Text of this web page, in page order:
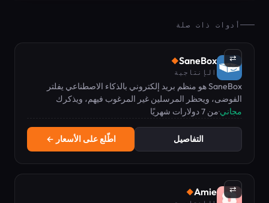
أدوات ذات صلة
⇄
SaneBox
◆
الإنتاجية
SaneBox هو منظم بريد إلكتروني بالذكاء الاصطناعي يفلتر
الفوضى، ويحظر المرسلين غير المرغوب فيهم، ويذكرك
بالمتابعات.
مجاني·من 7 دولارات شهريًا
التفاصيل اطّلع على الأسعار ←
⇄
Amie
◆